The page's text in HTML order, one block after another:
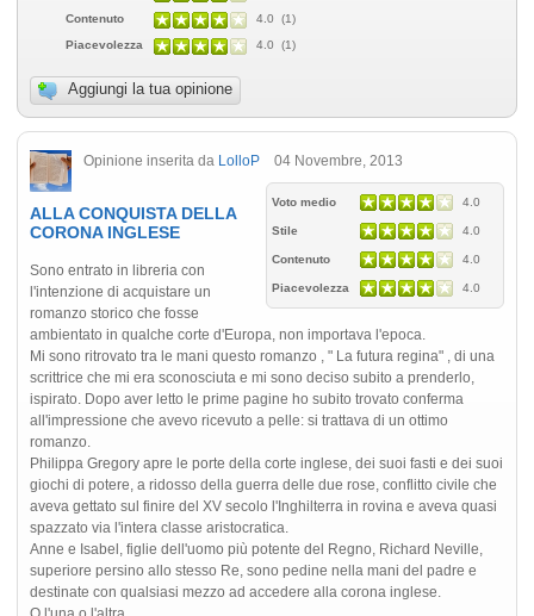
Contenuto
4.0 (1)
Piacevolezza
4.0 (1)
Aggiungi la tua opinione
Opinione inserita da LolloP 04 Novembre, 2013
Voto medio 4.0
Stile 4.0
Contenuto 4.0
Piacevolezza 4.0
ALLA CONQUISTA DELLA
CORONA INGLESE
Sono entrato in libreria con
l'intenzione di acquistare un
romanzo storico che fosse
ambientato in qualche corte d'Europa, non importava l'epoca.
Mi sono ritrovato tra le mani questo romanzo , " La futura regina" , di una
scrittrice che mi era sconosciuta e mi sono deciso subito a prenderlo,
ispirato. Dopo aver letto le prime pagine ho subito trovato conferma
all'impressione che avevo ricevuto a pelle: si trattava di un ottimo
romanzo.
Philippa Gregory apre le porte della corte inglese, dei suoi fasti e dei suoi
giochi di potere, a ridosso della guerra delle due rose, conflitto civile che
aveva gettato sul finire del XV secolo l'Inghilterra in rovina e aveva quasi
spazzato via l'intera classe aristocratica.
Anne e Isabel, figlie dell'uomo più potente del Regno, Richard Neville,
superiore persino allo stesso Re, sono pedine nella mani del padre e
destinate con qualsiasi mezzo ad accedere alla corona inglese.